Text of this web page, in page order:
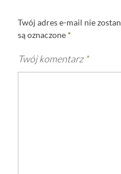
Twój adres e-mail nie
są oznaczone *
Twój komentarz *